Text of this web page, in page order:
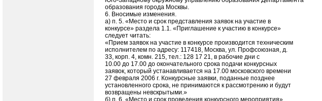
образования города Москвы.
6. Вносимые изменения.
а) п. 5. «Место и срок представления заявок на участие в
конкурсе» раздела 1.1. «Приглашение к участию в конкурсе»
следует читать:
«Прием заявок на участие в конкурсе производится техническим
исполнителем по адресу: 117418, Москва, ул. Профсоюзная, д.
33, корп. 4, комн. 215, тел.: 128 17 21, в рабочие дни с
10.00 до 17.00 до окончательного срока подачи конкурсных
заявок, который устанавливается на 17.00 московского времени
27 февраля 2006 г. Конкурсные заявки, поданные позднее
установленного срока, не принимаются к рассмотрению и будут
возвращены невскрытыми.»